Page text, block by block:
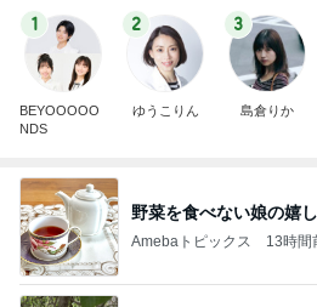
1
BEYOOOOO
NDS
2
ゆうこりん
3
島倉りか
野菜を食べない娘の嬉
Amebaトピックス 13時間